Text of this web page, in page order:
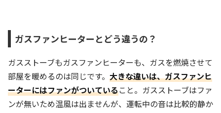
ガスファンヒーターとどう違うの？
ガスストーブもガスファンヒーターも、ガスを燃焼させて
部屋を暖めるのは同じです。 大きな違いは、ガスファンヒ
ーターにはファンがついていること。ガスストーブはファ
ンが無いため温風は出ませんが、運転中の音は比較的静か